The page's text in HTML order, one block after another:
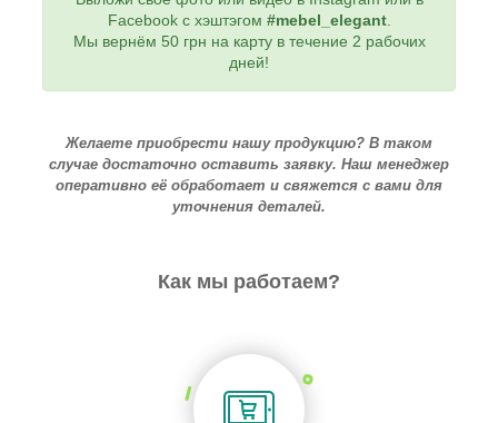
Facebook с хэштэгом #mebel_elegant.
Мы вернём 50 грн на карту в течение 2 рабочих
дней!
Желаете приобрести нашу продукцию? В таком
случае достаточно оставить заявку. Наш менеджер
оперативно её обработает и свяжется с вами для
уточнения деталей.
Как мы работаем?